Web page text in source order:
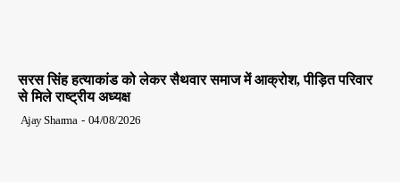
सरस सिंह हत्याकांड को लेकर सैथवार समाज में आक्रोश, पीड़ित परिवार
से मिले राष्ट्रीय अध्यक्ष
Ajay Sharma - 04/08/2026